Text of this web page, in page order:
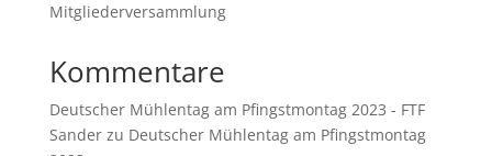
Mitgliederversammlung
Kommentare
Deutscher Mühlentag am Pfingstmontag 2023 - FTF
Sanderzu Deutscher Mühlentag am Pfingstmontag